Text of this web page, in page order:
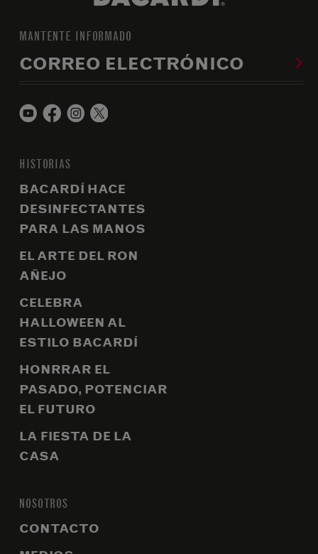
MANTENTE INFORMADO
CORREO ELECTRÓNICO
HISTORIAS
BACARDÍ HACE
DESINFECTANTES
PARA LAS MANOS
EL ARTE DEL RON
AÑEJO
CELEBRA
HALLOWEEN AL
ESTILO BACARDÍ
HONRRAR EL
PASADO, POTENCIAR
EL FUTURO
LA FIESTA DE LA
CASA
NOSOTROS
CONTACTO